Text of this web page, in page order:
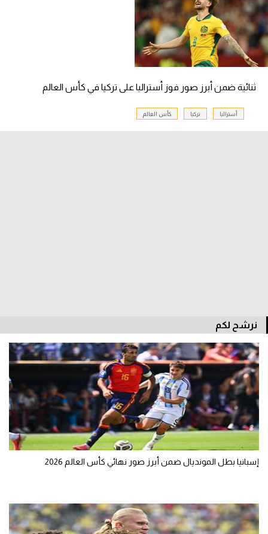
الدوري الإسباني
دوري أبطال أوروبا
القسم الثاني
رياضات أخرى
أمريكا
ركن الألعاب
أقسام خاصة
Gamers
ميركاتو
تحقيق في الجول
حكايات في الجول
ثنائية ضمن أبرز صور فوز أستراليا على تركيا في كأس العالم
أستراليا تركيا كأس العالم
نرشح لكم
إسبانيا بطل المونديال ضمن أبرز صور نهائي كأس العالم 2026